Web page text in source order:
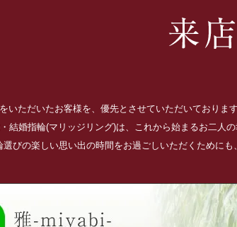
いただいたお客様を、優先とさせていただいております
結婚指輪(マリッジリング)は、これから始まるお二人
びの楽しい思い出の時間をお過ごしいただくために